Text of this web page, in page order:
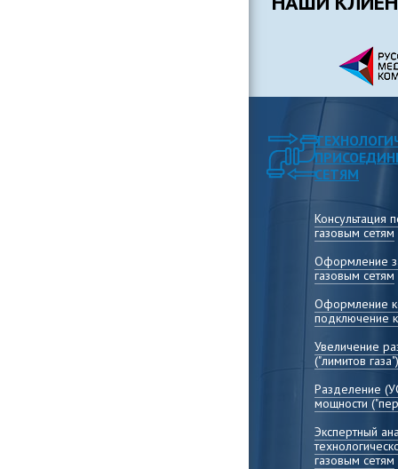
СЕТЯМ
Консультация
газовым сетям
Оформление
газовым сетям
Оформление
подключение
Увеличение
("лимитов газа")
Разделение
мощности
Экспертный
газовым сетям